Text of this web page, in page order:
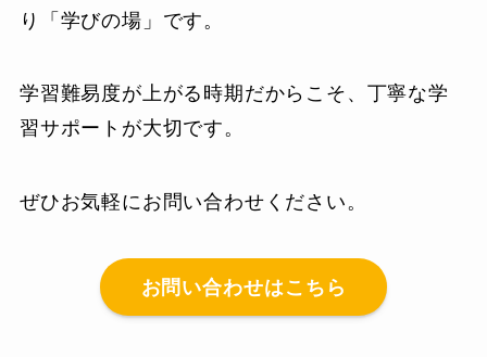
り「学びの場」です。
学習難易度が上がる時期だからこそ、丁寧な学
習サポートが大切です。
ぜひお気軽にお問い合わせください。
お問い合わせはこちら